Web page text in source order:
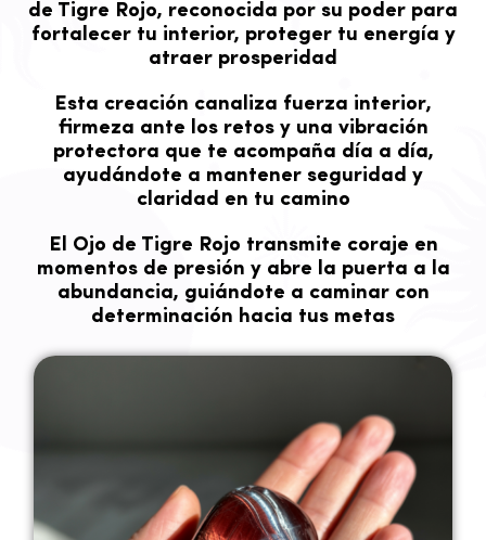
de Tigre Rojo, reconocida por su poder para
fortalecer tu interior, proteger tu energía y
atraer prosperidad
Esta creación canaliza fuerza interior,
firmeza ante los retos y una vibración
protectora que te acompaña día a día,
ayudándote a mantener seguridad y
claridad en tu camino
El Ojo de Tigre Rojo transmite coraje en
momentos de presión y abre la puerta a la
abundancia, guiándote a caminar con
determinación hacia tus metas